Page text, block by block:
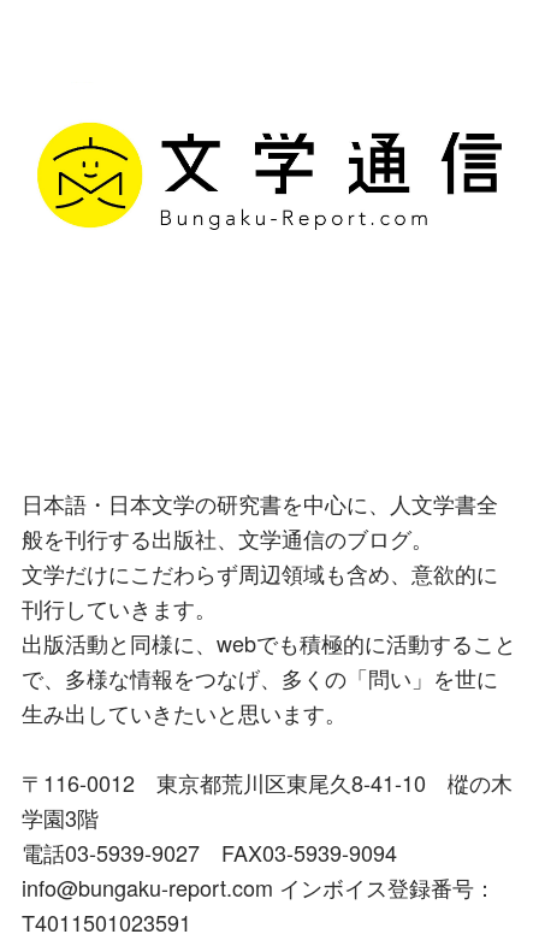
日本語・日本文学の研究書を中心に、人文学書全
般を刊行する出版社、文学通信のブログ。
文学だけにこだわらず周辺領域も含め、意欲的に
刊行していきます。
出版活動と同様に、webでも積極的に活動すること
で、多様な情報をつなげ、多くの「問い」を世に
生み出していきたいと思います。
〒116-0012 東京都荒川区東尾久8-41-10 樅の木
学園3階
電話03-5939-9027 FAX03-5939-9094
info@bungaku-report.com インボイス登録番号：
T4011501023591